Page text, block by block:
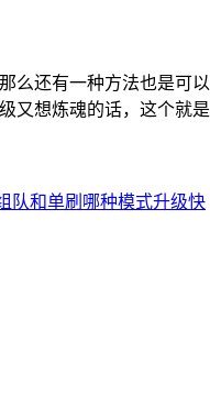
还有一种方法也是可
想炼魂的话，这个就
队和单刷哪种模式升级快